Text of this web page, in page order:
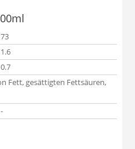
73
1.6
0.7
Fett, gesättigten Fettsäuren,
-